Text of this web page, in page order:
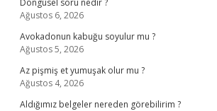
Döngüsel soru nedir ?
Ağustos 6, 2026
Avokadonun kabuğu soyulur mu ?
Ağustos 5, 2026
Az pişmiş et yumuşak olur mu ?
Ağustos 4, 2026
Aldığımız belgeler nereden görebilirim ?